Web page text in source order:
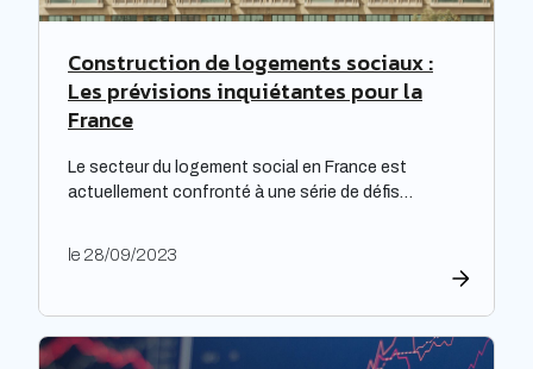
Construction de logements sociaux :
Les prévisions inquiétantes pour la
France
Le secteur du logement social en France est
actuellement confronté à une série de défis
répondre à leurs obligations de rénovation, mais
étude prospective réalisée par la Banque des
territoires met en lumière les enjeux majeurs […]
le 28/09/2023